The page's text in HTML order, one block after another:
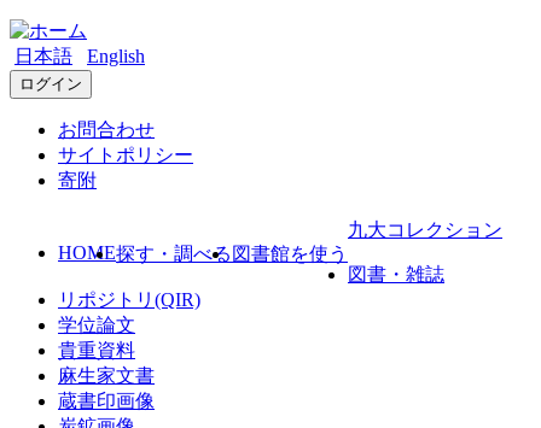
日本語 English
ログイン
お問合わせ
サイトポリシー
寄附
HOME探す・調べる 図書館を使う
九大コレクション
図書・雑誌
リポジトリ(QIR)
学位論文
貴重資料
麻生家文書
蔵書印画像